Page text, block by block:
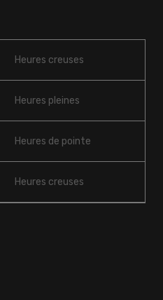
Heures creuses
Heures pleines
Heures de pointe
Heures creuses